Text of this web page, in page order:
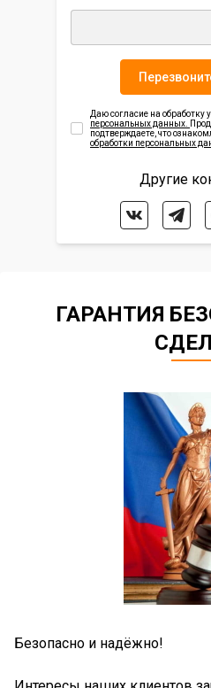
Даю согласие на обработку
персональных данных.
подтверждаете, что
обработки персональных
Другие
ГАРАНТИЯ
и надёжно!